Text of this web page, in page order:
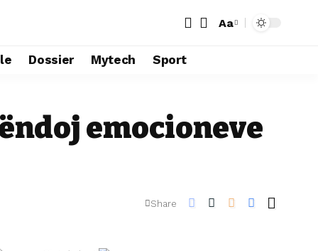
Aa
Dossier Mytech Sport
emocioneve
Share